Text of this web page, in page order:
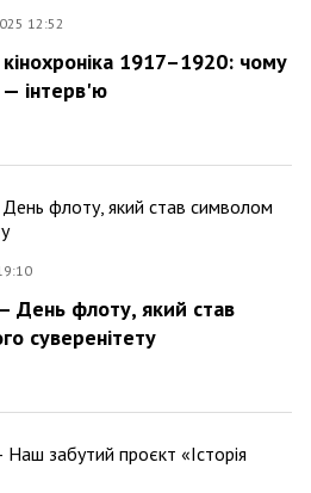
12:52
кінохроніка 1917–1920: чому
— інтерв'ю
День флоту, який став
суверенітету